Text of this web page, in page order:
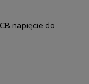
napięcie do